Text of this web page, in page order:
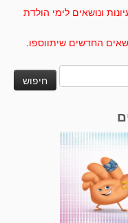
ונושאים לימי הולדת
החדשים שיתווספו.